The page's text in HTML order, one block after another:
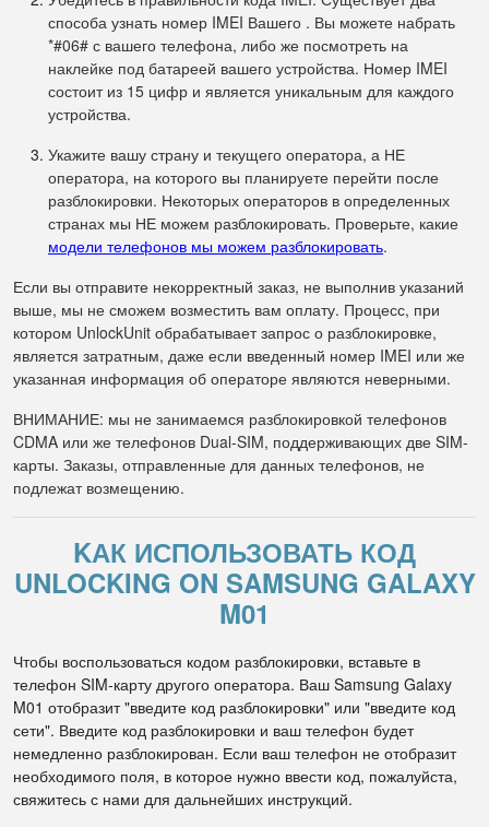
способа узнать номер IMEI Вашего . Вы можете набрать
*#06# с вашего телефона, либо же посмотреть на
наклейке под батареей вашего устройства. Номер IMEI
состоит из 15 цифр и является уникальным для каждого
устройства.
Укажите вашу страну и текущего оператора, а НЕ
оператора, на которого вы планируете перейти после
разблокировки. Некоторых операторов в определенных
странах мы НЕ можем разблокировать. Проверьте, какие
модели телефонов мы можем разблокировать.
Если вы отправите некорректный заказ, не выполнив указаний
выше, мы не сможем возместить вам оплату. Процесс, при
котором UnlockUnit обрабатывает запрос о разблокировке,
является затратным, даже если введенный номер IMEI или же
указанная информация об операторе являются неверными.
ВНИМАНИЕ: мы не занимаемся разблокировкой телефонов
CDMA или же телефонов Dual-SIM, поддерживающих две SIM-
карты. Заказы, отправленные для данных телефонов, не
подлежат возмещению.
KАК ИСПОЛЬЗОВАТЬ КОД
UNLOCKING ON SAMSUNG GALAXY
M01
Чтобы воспользоваться кодом разблокировки, вставьте в
телефон SIM-карту другого оператора. Ваш Samsung Galaxy
M01 отобразит "введите код разблокировки" или "введите код
сети". Введите код разблокировки и ваш телефон будет
немедленно разблокирован. Если ваш телефон не отобразит
необходимого поля, в которое нужно ввести код, пожалуйста,
свяжитесь с нами для дальнейших инструкций.